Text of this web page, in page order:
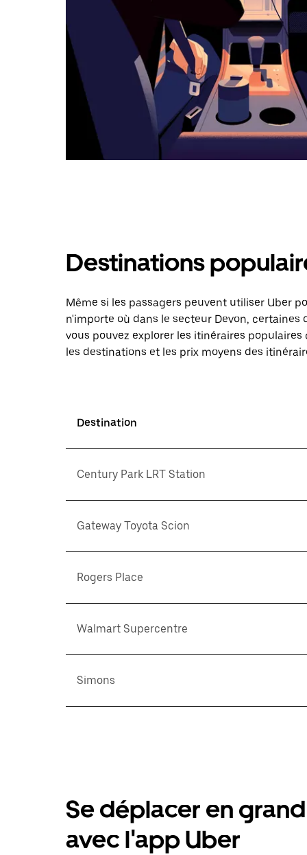
Destinations
Même si les passagers peuvent utiliser Uber
n'importe où dans le secteur Devon,
vous pouvez explorer les itinéraires
les destinations et les prix moyens des
Destination
Century Park LRT Station
Gateway Toyota Scion
Rogers Place
Walmart Supercentre
Simons
Se déplacer en
avec l'app Uber